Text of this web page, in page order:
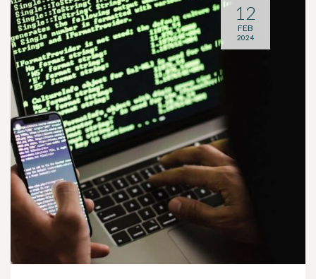
12
FEB
2024